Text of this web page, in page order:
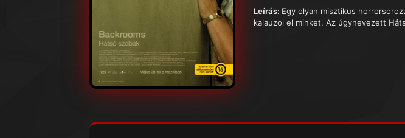
Leírás: Egy olyan misztikus
kalauzol el minket. Az úgynevezett